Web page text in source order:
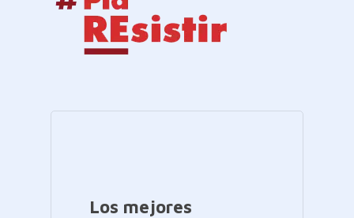
Los mejores